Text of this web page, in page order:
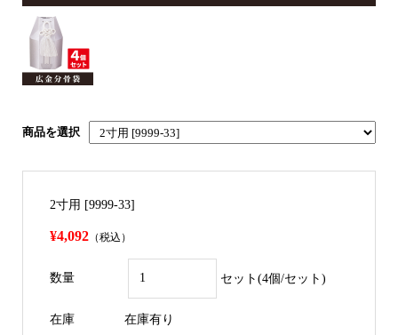
商品を選択
2寸用 [9999-33]
¥4,092（税込）
数量 セット(4個/セット)
在庫 在庫有り